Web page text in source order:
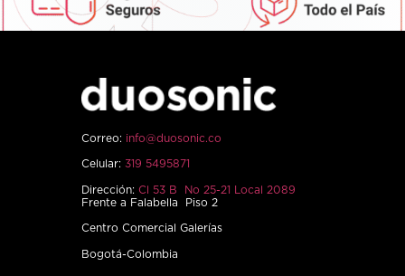
Correo: info@duosonic.co
Celular: 319 5495871
Dirección: Cl 53 B No 25-21 Local 2089
Frente a Falabella Piso 2
Centro Comercial Galerías
Bogotá-Colombia